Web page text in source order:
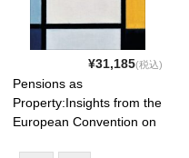
¥31,185(税込)
Pensions as
Property:Insights from the
European Convention on